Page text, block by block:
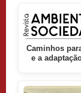
Caminhos
e a